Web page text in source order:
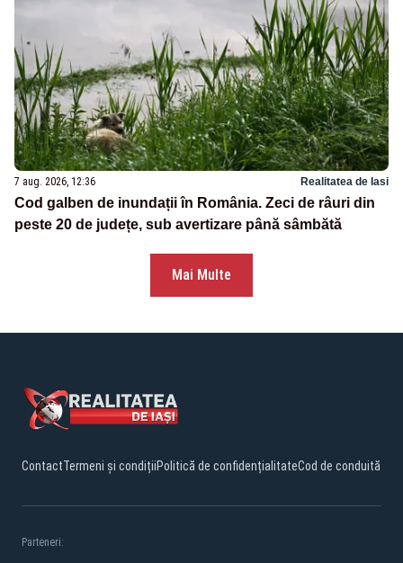
7 aug. 2026, 12:36 Realitatea de Iasi
Cod galben de inundații în România. Zeci de râuri din
peste 20 de județe, sub avertizare până sâmbătă
Mai Multe
ContactTermeni și condițiiPolitică de confidențialitateCod de conduită
Parteneri: